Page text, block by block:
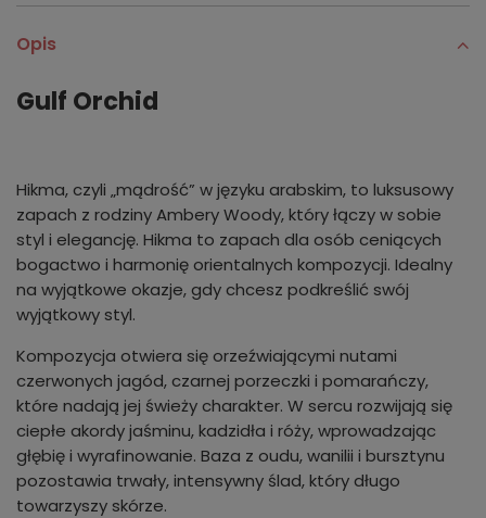
Opis
Gulf Orchid
Hikma, czyli „mądrość” w języku arabskim, to luksusowy
zapach z rodziny Ambery Woody, który łączy w sobie
styl i elegancję. Hikma to zapach dla osób ceniących
bogactwo i harmonię orientalnych kompozycji. Idealny
na wyjątkowe okazje, gdy chcesz podkreślić swój
wyjątkowy styl.
Kompozycja otwiera się orzeźwiającymi nutami
czerwonych jagód, czarnej porzeczki i pomarańczy,
które nadają jej świeży charakter. W sercu rozwijają się
ciepłe akordy jaśminu, kadzidła i róży, wprowadzając
głębię i wyrafinowanie. Baza z oudu, wanilii i bursztynu
pozostawia trwały, intensywny ślad, który długo
towarzyszy skórze.